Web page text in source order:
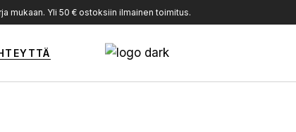
mukaan. Yli 50 € ostoksiin ilmainen toimitus.